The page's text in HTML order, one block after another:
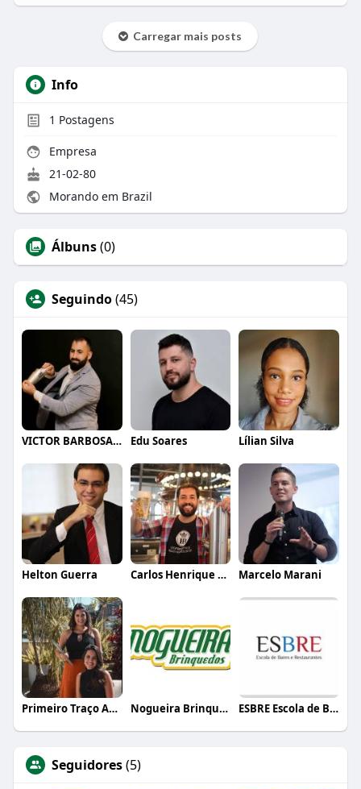
Carregar mais posts
Info
1 Postagens
Empresa
21-02-80
Morando em Brazil
Álbuns(0)
Seguindo(45)
VICTOR BARBOSA QUARANTA Edu Soares Lílian Silva
Helton Guerra Carlos Henrique de Faria Vasconcelos Marcelo Marani
Primeiro Traço Arquitetura Nogueira Brinquedos ESBRE Escola de Bares e Restaurantes
Seguidores(5)